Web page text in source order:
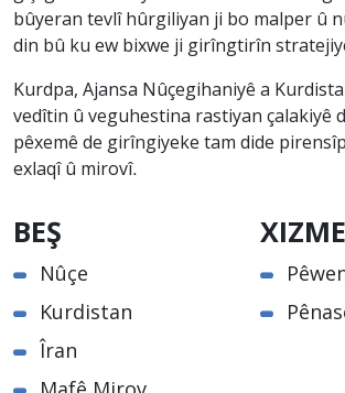
bûyeran tevlî hûrgiliyan ji bo malper û
din bû ku ew bixwe ji girîngtirîn
Kurdpa, Ajansa Nûçegihaniyê a
vedîtin û veguhestina rastiyan çalakiyê
pêxemê de girîngiyeke tam dide
exlaqî û mirovî.
BEŞ
Nûçe
Kurdistan
Îran